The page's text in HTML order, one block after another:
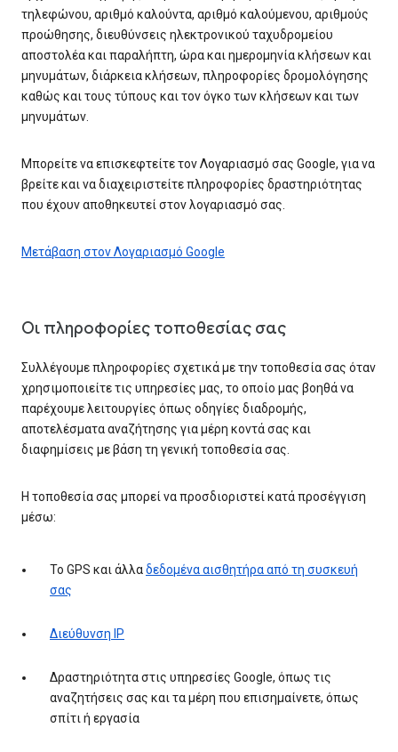
τηλεφώνου, αριθμό καλούντα, αριθμό καλούμενου, αριθμούς
προώθησης, διευθύνσεις ηλεκτρονικού ταχυδρομείου
αποστολέα και παραλήπτη, ώρα και ημερομηνία κλήσεων και
μηνυμάτων, διάρκεια κλήσεων, πληροφορίες δρομολόγησης
καθώς και τους τύπους και τον όγκο των κλήσεων και των
μηνυμάτων.
Μπορείτε να επισκεφτείτε τον Λογαριασμό σας Google, για να
βρείτε και να διαχειριστείτε πληροφορίες δραστηριότητας
που έχουν αποθηκευτεί στον λογαριασμό σας.
Μετάβαση στον Λογαριασμό Google
Οι πληροφορίες τοποθεσίας σας
Συλλέγουμε πληροφορίες σχετικά με την τοποθεσία σας όταν
χρησιμοποιείτε τις υπηρεσίες μας, το οποίο μας βοηθά να
παρέχουμε λειτουργίες όπως οδηγίες διαδρομής,
αποτελέσματα αναζήτησης για μέρη κοντά σας και
διαφημίσεις με βάση τη γενική τοποθεσία σας.
Η τοποθεσία σας μπορεί να προσδιοριστεί κατά προσέγγιση
μέσω:
Το GPS και άλλαδεδομένα αισθητήρα από τη συσκευή
σας
Διεύθυνση IP
Δραστηριότητα στις υπηρεσίες Google, όπως τις
αναζητήσεις σας και τα μέρη που επισημαίνετε, όπως
σπίτι ή εργασία